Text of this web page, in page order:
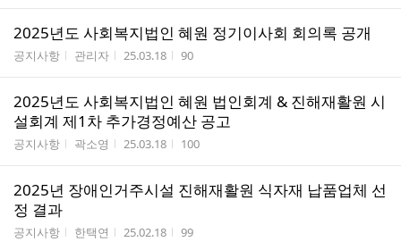
2025년도 사회복지법인 혜원 정기이사회 회의록 공개
게시판명
공지사항 작성자
관리자 작성시간
25.03.18 조회수
90
2025년도 사회복지법인 혜원 법인회계 & 진해재활원 시
설회계 제1차 추가경정예산 공고
게시판명
공지사항 작성자
곽소영 작성시간
25.03.18 조회수
100
2025년 장애인거주시설 진해재활원 식자재 납품업체 선
정 결과
게시판명
공지사항 작성자
한택연 작성시간
25.02.18 조회수
99